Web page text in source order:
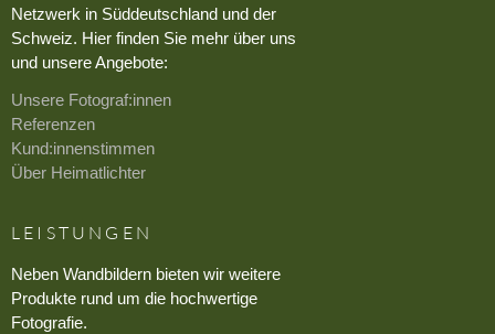
Netzwerk in Süddeutschland und der
Schweiz. Hier finden Sie mehr über uns
und unsere Angebote:
Unsere Fotograf:innen
Referenzen
Kund:innenstimmen
Über Heimatlichter
LEISTUNGEN
Neben Wandbildern bieten wir weitere
Produkte rund um die hochwertige
Fotografie.